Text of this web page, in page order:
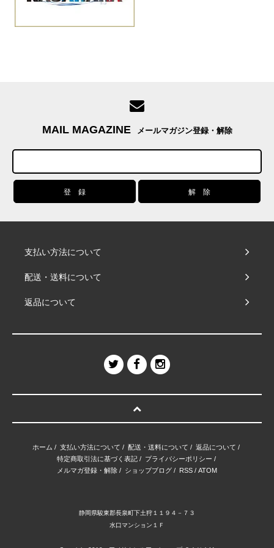
MAIL MAGAZINE メールマガジン登録・解除
支払い方法について
配送・送料について
返品について
ホーム / 支払い方法について / 配送・送料について / 返品について /
特定商取引法に基づく表記/ プライバシーポリシー /
メルマガ登録・解除 / ショップブログ / RSS / ATOM
静岡県駿東郡長泉町下土狩１１９４－７３
水口マンション１Ｆ